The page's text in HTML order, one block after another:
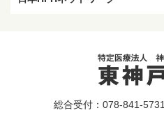
総合受付：078-841-5731